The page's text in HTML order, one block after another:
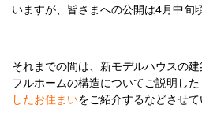
いますが、皆さまへの公開は4月中旬
それまでの間は、新モデルハウスの
フルホームの構造についてご説明した
したお住まいをご紹介するなどさせて